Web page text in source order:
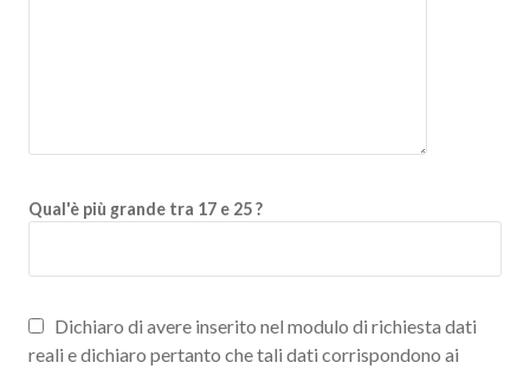
Qual'è più grande tra 17 e 25 ?
Dichiaro di avere inserito nel modulo di richiesta dati
reali e dichiaro pertanto che tali dati corrispondono ai